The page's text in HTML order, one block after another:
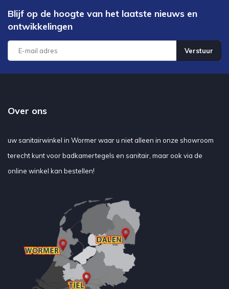
Blijf op de hoogte van het laatste nieuws en
ontwikkelingen
Verstuur
Over ons
uw sanitairwinkel in Wormer waar u niet alleen in onze showroom
terecht kunt voor badkamertegels en sanitair, maar ook via de
online winkel kan bestellen!